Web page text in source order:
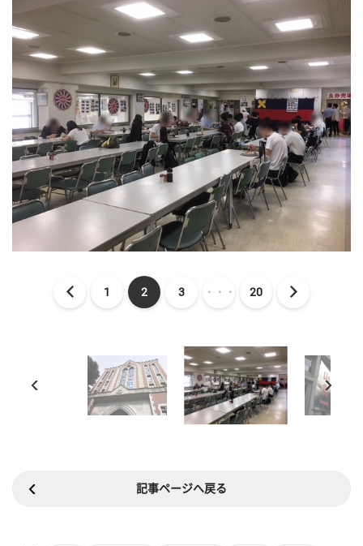
1 2 3 ・・・ 20
記事ページへ戻る